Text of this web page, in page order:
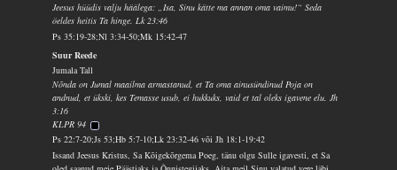
Jeesus hüüdis valju häälega: „Isa, Sinu kätte ma annan oma vaimu!“ Seda
öeldes heitis Ta hinge. Lk 23:46
Ps 35:19-28;Nl 3:34-50;Mk 15:42-47
Suur Reede
Jumala Tall
Nõnda on Jumal maailma armastanud, et Ta oma ainusündinud Poja on
andnud, et ükski, kes Temasse usub, ei hukkuks, vaid et tal oleks igavene elu. Jh
3:16
KLPR 94
Ps 22:7-20;Js 53;Hb 5:7-10;Lk 23:32-46 või Jh 18:1-19:42
Issand Jeesus Kristus, Sa Kõigekõrgema Poeg, tänu olgu Sulle igavesti, et Sa